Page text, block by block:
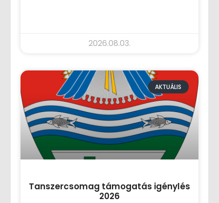
2026.08.03.
AKTUÁLIS
Tanszercsomag támogatás igénylés
2026